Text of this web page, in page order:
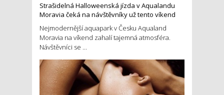
Strašidelná Halloweenská jízda v Aqualandu
Moravia čeká na návštěvníky už tento víkend
Nejmodernější aquapark v Česku Aqualand
Moravia na víkend zahalí tajemná atmosféra.
Návštěvníci se ...